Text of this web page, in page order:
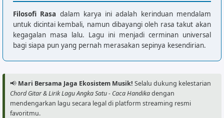
F       E       Am
Uu... uu...
[Bridge]
Am              Dm
Aduh... Du... du... du... du...
F               E
Du... du... du...
Am              Dm
Filosofi Rasa dalam karya ini adalah kerinduan mendalam
untuk dicintai kembali, namun dibayangi oleh rasa takut akan
kegagalan masa lalu. Lagu ini menjadi cerminan universal
bagi siapa pun yang pernah merasakan sepinya kesendirian.
📢 Mari Bersama Jaga Ekosistem Musik! Selalu dukung kelestarian
Chord Gitar & Lirik Lagu Angka Satu - Caca Handikadengan
mendengarkan lagu secara legal di platform streaming resmi
favoritmu.